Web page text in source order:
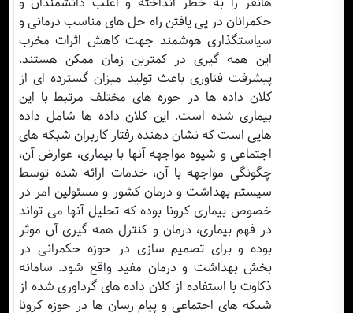
حکمرانان در پی یافتن راه حل های مناسب درمانی و
سیاستگذاری هوشمند جهت کاهش اثرات مخرب
این همه گیری در کمترین زمان ممکن هستند.
پیشرفت فناوری باعث تولید میزان گسترده ای از
کلان داده ها در حوزه های مختلف مرتبط با این
بیماری شده است. این کلان داده ها شامل داده
هایی است که نشان دهنده رفتار کاربران شبکه های
اجتماعی و شیوه مواجهه آنها با بیماری، عوارض آن،
چگونگی مواجهه با آن، خدمات ارائه شده توسط
سیستم بهداشت و درمان کشور و مسئولین امر در
خصوص بیماری کرونا بوده که تحلیل آنها می تواند
در فهم بیماری، درمان و کنترل همه گیری آن موثر
بوده و برای تصمیم سازی در حوزه حکمرانی در
بخش بهداشت و درمان مفید واقع شود. سامانه
ذکاوت با استفاده از کلان داده های گرداوری شده از
شبکه های اجتماعی و پیام رسان ها در حوزه کرونا